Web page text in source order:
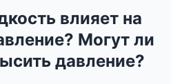
влияет на
Могут ли
давление?